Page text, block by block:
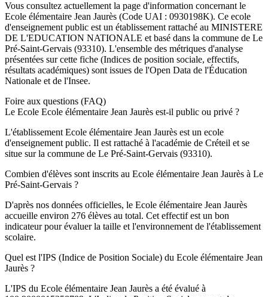
Vous consultez actuellement la page d'information concernant le
Ecole élémentaire Jean Jaurès (Code UAI : 0930198K). Ce ecole
d'enseignement public est un établissement rattaché au MINISTERE
DE L'EDUCATION NATIONALE et basé dans la commune de Le
Pré-Saint-Gervais (93310). L'ensemble des métriques d'analyse
présentées sur cette fiche (Indices de position sociale, effectifs,
résultats académiques) sont issues de l'Open Data de l'Éducation
Nationale et de l'Insee.
Foire aux questions (FAQ)
Le Ecole Ecole élémentaire Jean Jaurès est-il public ou privé ?
L'établissement Ecole élémentaire Jean Jaurès est un ecole
d'enseignement public. Il est rattaché à l'académie de Créteil et se
situe sur la commune de Le Pré-Saint-Gervais (93310).
Combien d'élèves sont inscrits au Ecole élémentaire Jean Jaurès à Le
Pré-Saint-Gervais ?
D'après nos données officielles, le Ecole élémentaire Jean Jaurès
accueille environ 276 élèves au total. Cet effectif est un bon
indicateur pour évaluer la taille et l'environnement de l'établissement
scolaire.
Quel est l'IPS (Indice de Position Sociale) du Ecole élémentaire Jean
Jaurès ?
L'IPS du Ecole élémentaire Jean Jaurès a été évalué à